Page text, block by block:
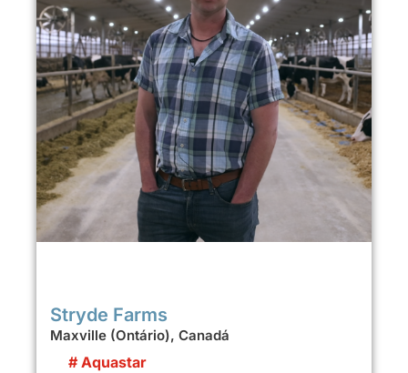
Stryde Farms
Maxville (Ontário), Canadá
# Aquastar